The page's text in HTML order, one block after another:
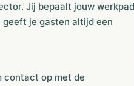
Jij bepaalt jouw werkpad
geeft je gasten altijd een
contact op met de